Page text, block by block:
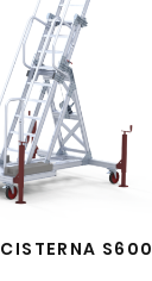
CISTERNA S600